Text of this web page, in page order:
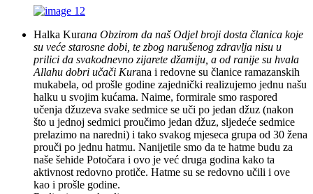
Halka Kurana Obzirom da naš Odjel broji dosta članica koje
su veće starosne dobi, te zbog narušenog zdravlja nisu u
prilici da svakodnevno zijarete džamiju, a od ranije su hvala
Allahu dobri učači Kurana i redovne su članice ramazanskih
mukabela, od prošle godine zajednički realizujemo jednu našu
halku u svojim kućama. Naime, formirale smo raspored
učenja džuzeva svake sedmice se uči po jedan džuz (nakon
što u jednoj sedmici proučimo jedan džuz, sljedeće sedmice
prelazimo na naredni) i tako svakog mjeseca grupa od 30 žena
prouči po jednu hatmu. Nanijetile smo da te hatme budu za
naše šehide Potočara i ovo je već druga godina kako ta
aktivnost redovno protiče. Hatme su se redovno učili i ove
kao i prošle godine.